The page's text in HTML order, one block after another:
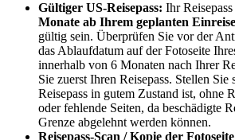
Gültiger US-Reisepass: Ihr
Monate ab Ihrem geplanten
gültig sein. Überprüfen Sie vor der
das Ablaufdatum auf der Fotoseite
innerhalb von 6 Monaten nach Ihrer
Sie zuerst Ihren Reisepass. Stellen Sie
Reisepass in gutem Zustand ist, ohne
oder fehlende Seiten, da beschädigte
Grenze abgelehnt werden können.
Reisepass-Scan / Kopie der